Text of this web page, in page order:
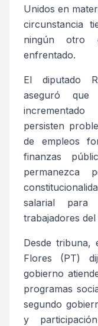
Unidos en
circunstancia
ningún otro
enfrentado.
El diputado
aseguró
incrementado
persisten
de empleos
finanzas
permanezca
salarial
trabajadores del
Desde tribuna,
Flores (PT)
gobierno
programas
segundo
y